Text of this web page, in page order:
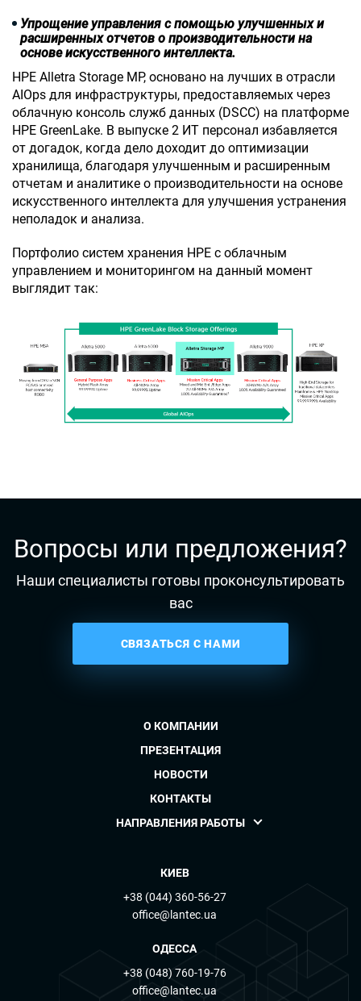
Упрощение управления с помощью улучшенных и
расширенных отчетов о производительности на
основе искусственного интеллекта.
HPE Alletra Storage MP, основано на лучших в отрасли
AIOps для инфраструктуры, предоставляемых через
облачную консоль служб данных (DSCC) на платформе
HPE GreenLake. В выпуске 2 ИТ персонал избавляется
от догадок, когда дело доходит до оптимизации
хранилища, благодаря улучшенным и расширенным
отчетам и аналитике о производительности на основе
искусственного интеллекта для улучшения устранения
неполадок и анализа.
Портфолио систем хранения НРЕ с облачным
управлением и мониторингом на данный момент
выглядит так:
Вопросы или предложения?
Наши специалисты готовы проконсультировать
вас
СВЯЗАТЬСЯ С НАМИ
НАПРАВЛЕНИЯ РАБОТЫ
О КОМПАНИИ
ПРЕЗЕНТАЦИЯ
НОВОСТИ
КОНТАКТЫ
КИЕВ
+38 (044) 360-56-27
office@lantec.ua
ОДЕССА
+38 (048) 760-19-76
office@lantec.ua